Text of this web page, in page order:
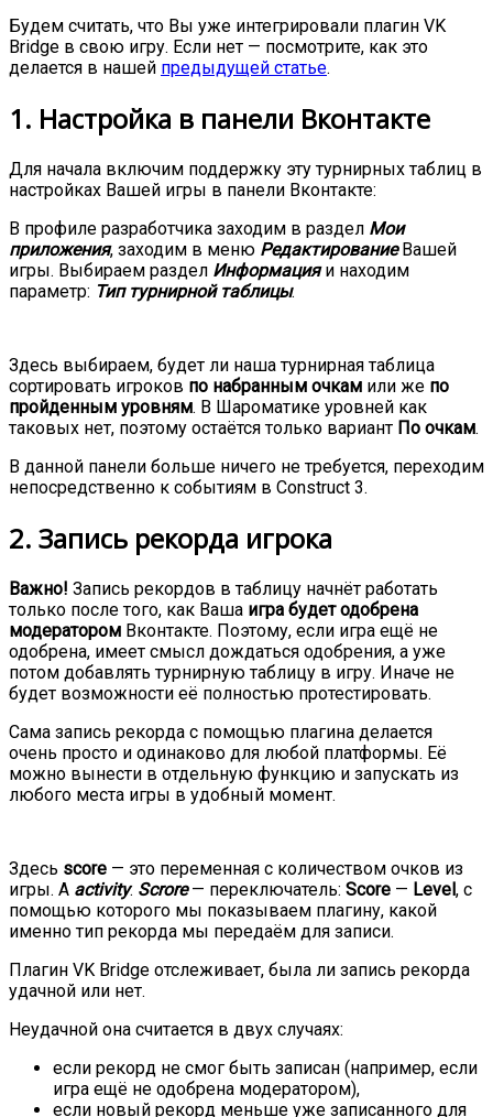
Будем считать, что Вы уже интегрировали плагин VK
Bridge в свою игру. Если нет — посмотрите, как это
делается в нашей предыдущей статье.
1. Настройка в панели Вконтакте
Для начала включим поддержку эту турнирных таблиц в
настройках Вашей игры в панели Вконтакте:
В профиле разработчика заходим в раздел Мои
приложения, заходим в меню РедактированиеВашей
игры. Выбираем раздел Информацияи находим
параметр: Тип турнирной таблицы.
Здесь выбираем, будет ли наша турнирная таблица
сортировать игроков по набранным очкам или же по
пройденным уровням. В Шароматике уровней как
таковых нет, поэтому остаётся только вариант По очкам.
В данной панели больше ничего не требуется, переходим
непосредственно к событиям в Construct 3.
2. Запись рекорда игрока
Важно! Запись рекордов в таблицу начнёт работать
только после того, как Ваша игра будет одобрена
модератором Вконтакте. Поэтому, если игра ещё не
одобрена, имеет смысл дождаться одобрения, а уже
потом добавлять турнирную таблицу в игру. Иначе не
будет возможности её полностью протестировать.
Сама запись рекорда с помощью плагина делается
очень просто и одинаково для любой платформы. Её
можно вынести в отдельную функцию и запускать из
любого места игры в удобный момент.
Здесь score — это переменная с количеством очков из
игры. А activity: Scrore— переключатель: Score — Level, с
помощью которого мы показываем плагину, какой
именно тип рекорда мы передаём для записи.
Плагин VK Bridge отслеживает, была ли запись рекорда
удачной или нет.
Неудачной она считается в двух случаях:
если рекорд не смог быть записан (например, если
игра ещё не одобрена модератором),
если новый рекорд меньше уже записанного для